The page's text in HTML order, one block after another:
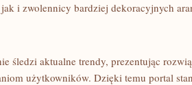
i zwolennicy bardziej dekoracyjnych
śledzi aktualne trendy, prezentując
użytkowników. Dzięki temu portal